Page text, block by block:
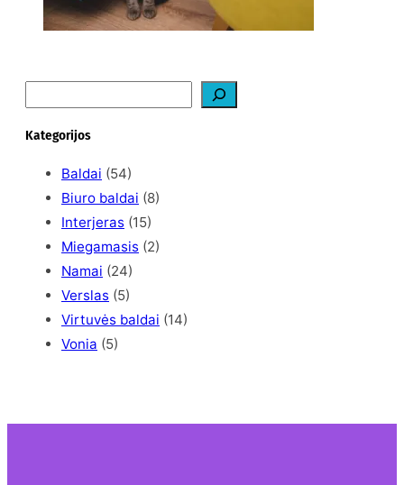
e
a
Kategorijos
Baldai (54)
Biuro baldai (8)
Interjeras (15)
Miegamasis (2)
Namai (24)
Verslas (5)
Virtuvės baldai (14)
Vonia (5)